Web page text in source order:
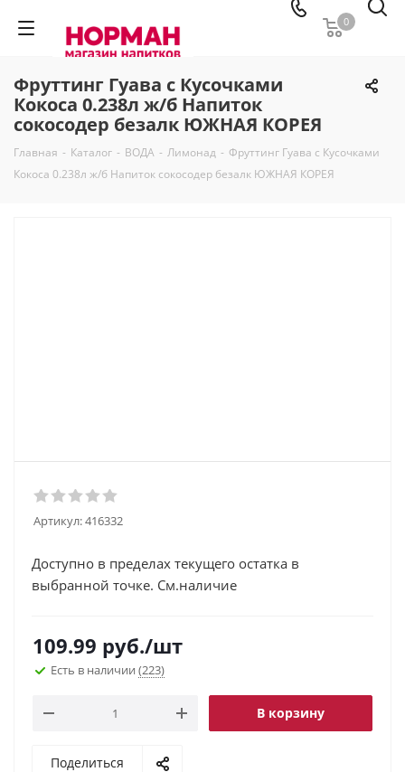
0
Фруттинг Гуава с Кусочками
Кокоса 0.238л ж/б Напиток
сокосодер безалк ЮЖНАЯ КОРЕЯ
Главная - Каталог - ВОДА - Лимонад - Фруттинг Гуава с Кусочками
Кокоса 0.238л ж/б Напиток сокосодер безалк ЮЖНАЯ КОРЕЯ
Артикул:416332
Доступно в пределах текущего остатка в
выбранной точке. См.наличие
109.99 руб./шт
Есть в наличии (223)
В корзину
Поделиться